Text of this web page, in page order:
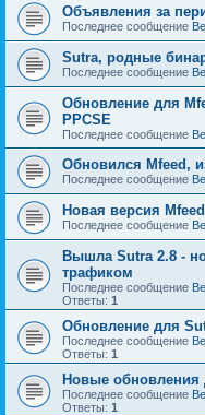
Объявления за
Последнее сообщение
Sutra, родные
Последнее сообщение
Обновление для
PPCSE
Последнее сообщение
Обновился Mfeed,
Последнее сообщение
Новая версия
Последнее сообщение
Вышла Sutra 2.8 -
трафиком
Последнее сообщение
Ответы: 1
Обновление для
Последнее сообщение
Ответы: 1
Новые обновления
Последнее сообщение
Ответы: 1